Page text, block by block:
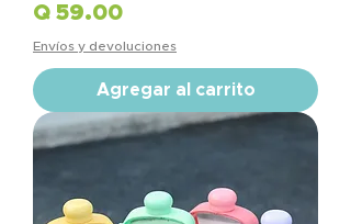
Precio
Q 59.00
Envíos y devoluciones
Agregar al carrito